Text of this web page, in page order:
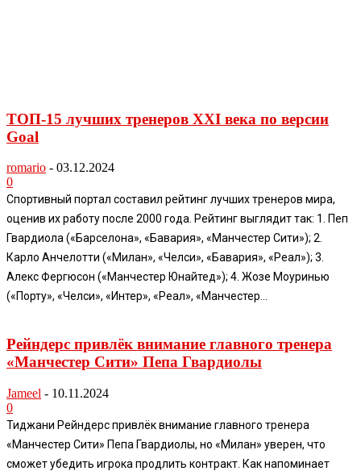
ТОП-15 лучших тренеров XXI века по версии
Goal
romario - 03.12.2024
0
Спортивный портал составил рейтинг лучших тренеров мира,
оценив их работу после 2000 года. Рейтинг выглядит так: 1. Пеп
Гвардиола («Барселона», «Бавария», «Манчестер Сити»); 2.
Карло Анчелотти («Милан», «Челси», «Бавария», «Реал»); 3.
Алекс Фергюсон («Манчестер Юнайтед»); 4. Жозе Моуринью
(«Порту», «Челси», «Интер», «Реал», «Манчестер...
Рейндерс привлёк внимание главного тренера
«Манчестер Сити» Пепа Гвардиолы
Jameel - 10.11.2024
0
Тиджани Рейндерс привлёк внимание главного тренера
«Манчестер Сити» Пепа Гвардиолы, но «Милан» уверен, что
сможет убедить игрока продлить контракт. Как напоминает